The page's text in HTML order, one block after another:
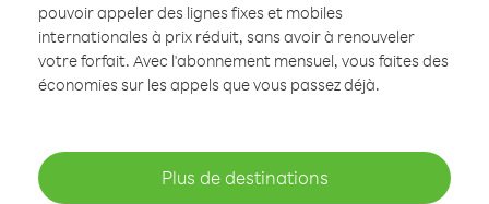
pouvoir appeler des lignes fixes et mobiles
internationales à prix réduit, sans avoir à renouveler
votre forfait. Avec l'abonnement mensuel, vous faites des
économies sur les appels que vous passez déjà.
Plus de destinations